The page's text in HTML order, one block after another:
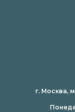
г. Москва,